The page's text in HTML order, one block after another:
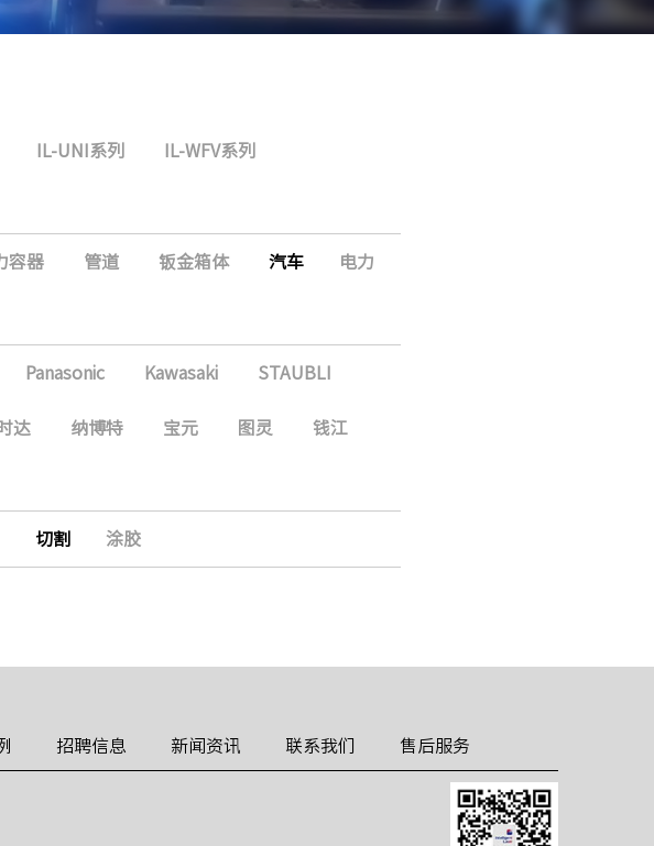
IL-UNI系列 IL-WFV系列
容器 管道 钣金箱体 汽车 电力
Panasonic Kawasaki STAUBLI
达 纳博特 宝元 图灵 钱江
切割 涂胶
招聘信息 新闻资讯 联系我们 售后服务